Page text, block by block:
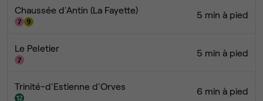
Chaussée d'Antin (La Fayette) 5 min à pied
Le Peletier 5 min à pied
Trinité-d'Estienne d'Orves 6 min à pied